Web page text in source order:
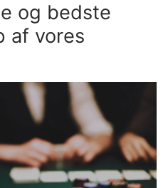
og bedste
af vores